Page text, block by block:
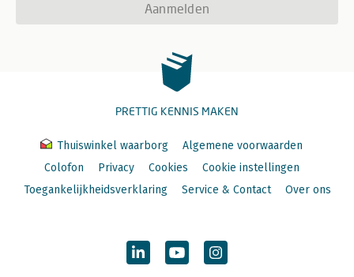
Aanmelden
PRETTIG KENNIS MAKEN
Thuiswinkel waarborg
Algemene voorwaarden
Colofon
Privacy Cookies
Cookie instellingen
Toegankelijkheidsverklaring
Service & Contact Over ons